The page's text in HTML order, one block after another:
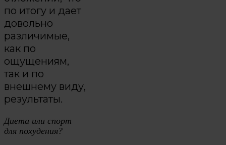
по итогу и дает
довольно
различимые,
как по
ощущениям,
так и по
внешнему виду,
результаты.
Диета или спорт
для похудения?